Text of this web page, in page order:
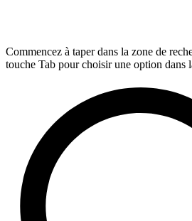
Commencez à taper dans la zone de
touche Tab pour choisir une option dans